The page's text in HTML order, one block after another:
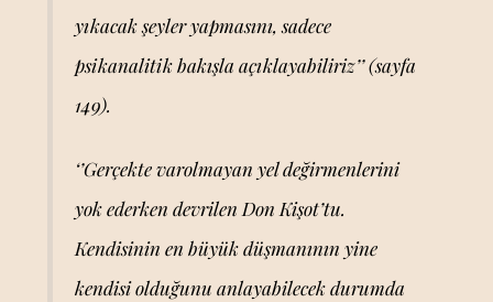
yıkacak şeyler yapmasını, sadece
psikanalitik bakışla açıklayabiliriz’’ (sayfa
149).
‘’Gerçekte varolmayan yel değirmenlerini
yok ederken devrilen Don Kişot’tu.
Kendisinin en büyük düşmanının yine
kendisi olduğunu anlayabilecek durumda